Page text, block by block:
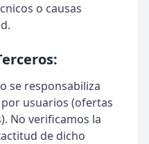
o causas
se responsabiliza
usuarios (ofertas
No verificamos la
de dicho